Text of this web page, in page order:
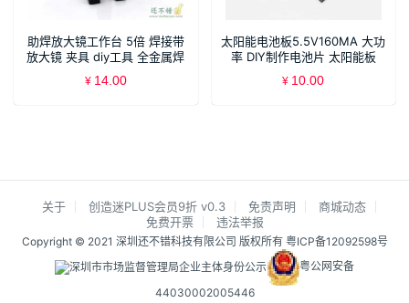
助焊放大镜工作台 5倍 焊接带
放大镜 夹具 diy工具 全金属焊
¥ 14.00
太阳能电池板5.5V160MA 大功
率 DIY制作电池片 太阳能板
¥ 10.00
关于 创造迷PLUS会员9折 v0.3 免责声明
商城动态
免费开票
违法举报
Copyright © 2021 深圳还不错科技有限公司 版权所有 粤ICP备12092598号
粤公网安备
44030002005446